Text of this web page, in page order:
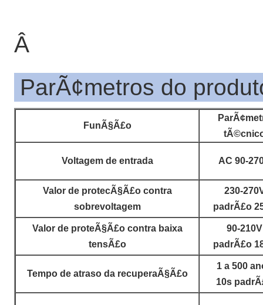
Â
ParÃ¢metros do
FunÃ§Ã£o
Voltagem de entrada AC 90-
Valor de protecÃ§Ã£o contra
sobrevoltagem
230-
padrÃ£o
Valor de proteÃ§Ã£o contra baixa
tensÃ£o
90-210V
padrÃ£o
Tempo de atraso da recuperaÃ§Ã£o
1 a 500
10s